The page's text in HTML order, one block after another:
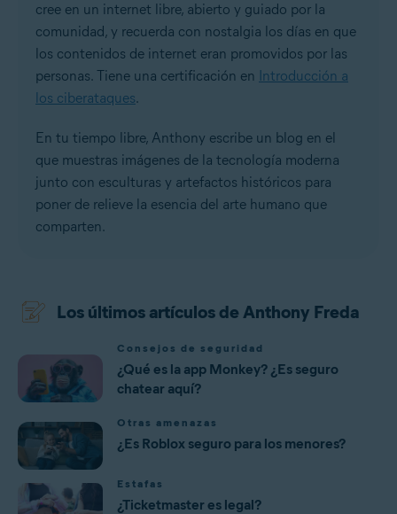
cree en un internet libre, abierto y guiado por la
comunidad, y recuerda con nostalgia los días en que
los contenidos de internet eran promovidos por las
personas. Tiene una certificación en Introducción a
los ciberataques.
En tu tiempo libre, Anthony escribe un blog en el
que muestras imágenes de la tecnología moderna
junto con esculturas y artefactos históricos para
poner de relieve la esencia del arte humano que
comparten.
Los últimos artículos de Anthony Freda
Consejos de seguridad
¿Qué es la app Monkey? ¿Es seguro
chatear aquí?
Otras amenazas
¿Es Roblox seguro para los menores?
Estafas
¿Ticketmaster es legal?